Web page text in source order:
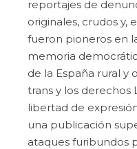
reportajes de
originales, crudos y,
fueron pioneros en
memoria
de la España rural y
trans y los derechos
libertad de
una publicación
ataques furibundos